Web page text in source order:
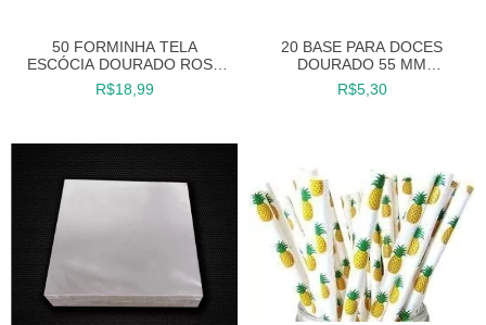
50 FORMINHA TELA
ESCÓCIA DOURADO ROSE
DOCES FINOS FESTAS
R$18,99
20 BASE PARA DOCES
DOURADO 55 MM
ULTRAFEST
R$5,30